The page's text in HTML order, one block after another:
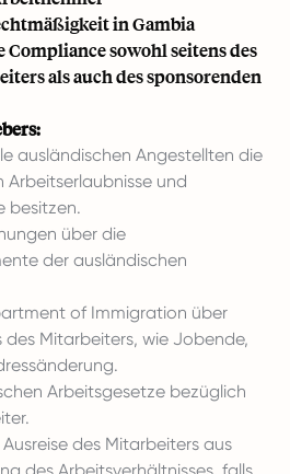
in Gambia
sowohl seitens des
als auch des sponsorenden
ausländischen Angestellten die
und
besitzen.
über die
der ausländischen
of Immigration über
Mitarbeiters, wie Jobende,
Arbeitsgesetze bezüglich
des Mitarbeiters aus